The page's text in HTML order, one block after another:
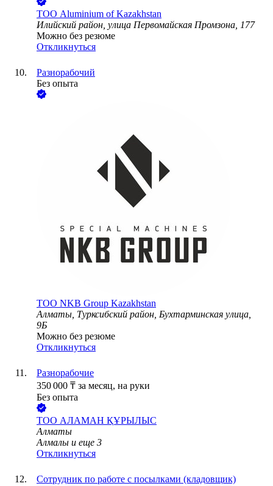
ТОО Aluminium of Kazakhstan
Илийский район, улица Первомайская Промзона, 177
Можно без резюме
Откликнуться
Разнорабочий
Без опыта
ТОО NKB Group Kazakhstan
Алматы, Турксибский район, Бухтарминская улица,
9Б
Можно без резюме
Откликнуться
Разнорабочие
350 000 ₸ за месяц, на руки
Без опыта
ТОО АЛАМАН ҚҰРЫЛЫС
Алматы
Алмалы и еще 3
Откликнуться
Сотрудник по работе с посылками (кладовщик)